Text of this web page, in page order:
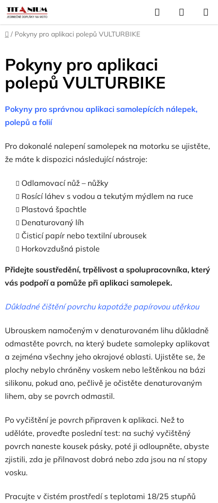
Přejít
na
obsah
Hledat
KOŠÍK
Domů
/ Pokyny pro aplikaci polepů VULTURBIKE
Pokyny pro aplikaci
polepů VULTURBIKE
Pokyny pro správnou aplikaci samolepících nálepek,
polepů a folií
Pro dokonalé nalepení samolepek na motorku se ujistěte,
že máte k dispozici následující nástroje:
Odlamovací nůž – nůžky
Rosící láhev s vodou a tekutým mýdlem na ruce
Plastová špachtle
Denaturovaný líh
Čisticí papír nebo textilní ubrousek
Horkovzdušná pistole
Přidejte soustředění, trpělivost a spolupracovníka, který
vás podpoří a pomůže při aplikaci samolepek.
Důkladné čištění povrchu kapotáže papírovou utěrkou
Ubrouskem namočeným v denaturovaném lihu důkladně
odmastěte povrch, na který budete samolepky aplikovat
a zejména všechny jeho okrajové oblasti. Ujistěte se, že
plochy nebylo chráněny voskem nebo leštěnkou na bázi
silikonu, pokud ano, pečlivě je očistěte denaturovaným
lihem, aby se povrch odmastil.
Po vyčištění je povrch připraven k aplikaci. Než to
uděláte, proveďte poslední test: na suchý vyčištěný
povrch naneste kousek pásky, poté ji odloupněte, abyste
zjistili, zda je přilnavost dobrá nebo zda jsou na ní stopy
vosku.
Pracujte v čistém prostředí s teplotami 18/25 stupňů